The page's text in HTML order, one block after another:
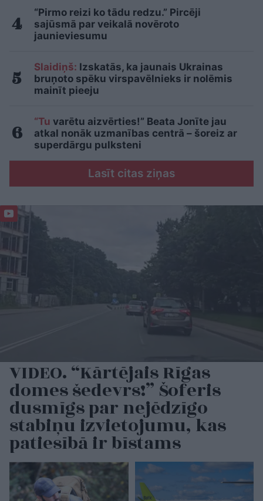
“Pirmo reizi ko tādu redzu.” Pircēji
sajūsmā par veikalā novēroto
jaunieviesumu
Slaidiņš: Izskatās, ka jaunais Ukrainas
bruņoto spēku virspavēlnieks ir nolēmis
mainīt pieeju
“Tu varētu aizvērties!” Beata Jonīte jau
atkal nonāk uzmanības centrā – šoreiz ar
superdārgu pulksteni
Lasīt citas ziņas
VIDEO. “Kārtējais Rīgas
domes šedevrs!” Šoferis
dusmīgs par nejēdzīgo
stabiņu izvietojumu, kas
patiesībā ir bīstams